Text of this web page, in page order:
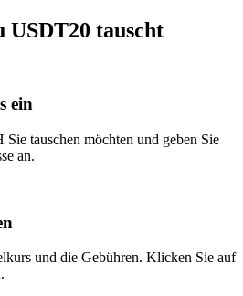
tauscht
ein
tauschen möchten und geben Sie
an.
und die Gebühren. Klicken Sie auf